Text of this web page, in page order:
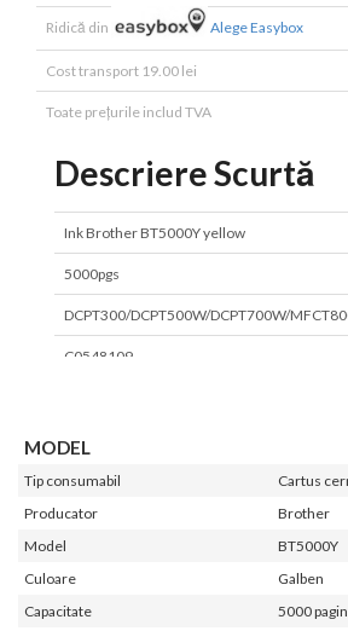
Ridică din Alege Easybox
Cost transport 19.00 lei
Toate prețurile includ TVA
Descriere Scurtă
Ink Brother BT5000Y yellow
5000pgs
DCPT300/DCPT500W/DCPT700W/
C0548109
MODEL
Tip consumabil
Cartus
Producator
Brother
Model
BT5000Y
Culoare
Galben
Capacitate
5000